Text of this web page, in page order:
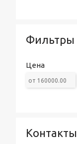
Автоклав
Фильтры
Цена
Контакты